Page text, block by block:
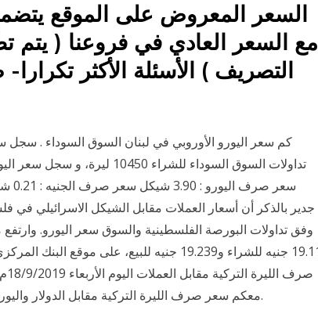
مع السعر العادي في فروعنا (
التصريف ) الأسئلة الأكثر
جدير بالذكر أن أسعار العملات مقابل الشيكل الاسرائيلي في
وفق تداولات البورصة الفلسطينية والسوق سعر اليورو.
19.11 جنيه للشراء و19.239 جنيه للبيع، على
معكم سعر صرف الليرة التركية مقابل الدولار واليورو والجنيه الاسترليني وبعض العملات العربية.